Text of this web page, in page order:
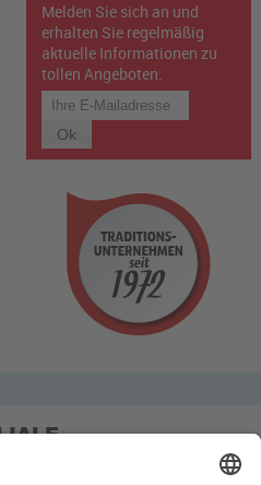
Melden Sie sich an und
erhalten Sie regelmäßig
aktuelle Informationen zu
tollen Angeboten.
24/Golf